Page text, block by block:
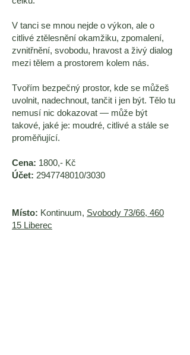
V tanci se mnou nejde o výkon, ale o
citlivé ztělesnění okamžiku, zpomalení,
zvnitřnění, svobodu, hravost a živý dialog
mezi tělem a prostorem kolem nás.
Tvořím bezpečný prostor, kde se můžeš
uvolnit, nadechnout, tančit i jen být. Tělo tu
nemusí nic dokazovat — může být
takové, jaké je: moudré, citlivé a stále se
proměňující.
Cena: 1800,- Kč
Účet: 2947748010/3030
Místo: Kontinuum, Svobody 73/66, 460
15 Liberec